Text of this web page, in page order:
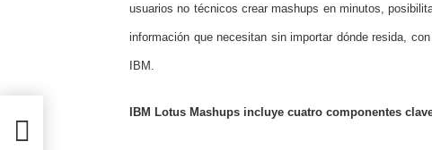
usuarios no técnicos crear mashups en minutos,
información que necesitan sin importar dónde resida,
IBM.
IBM Lotus Mashups incluye cuatro componentes